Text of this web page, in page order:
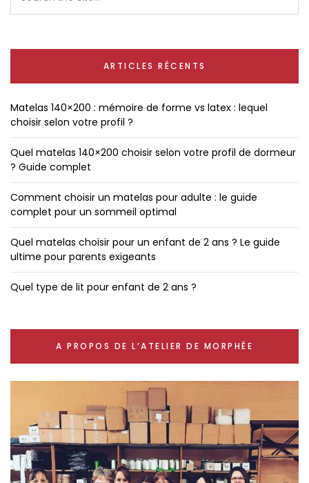
ARTICLES RÉCENTS
Matelas 140×200 : mémoire de forme vs latex : lequel
choisir selon votre profil ?
Quel matelas 140×200 choisir selon votre profil de dormeur
? Guide complet
Comment choisir un matelas pour adulte : le guide
complet pour un sommeil optimal
Quel matelas choisir pour un enfant de 2 ans ? Le guide
ultime pour parents exigeants
Quel type de lit pour enfant de 2 ans ?
A PROPOS DE L’ATELIER DE MORPHÉE